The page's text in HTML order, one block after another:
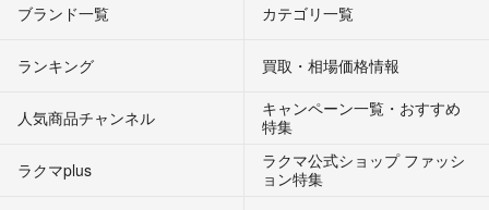
ブランド一覧 カテゴリ一覧
ランキング 買取・相場価格情報
人気商品チャンネル
キャンペーン一覧・おすすめ
特集
ラクマplus
ラクマ公式ショップ ファッシ
ョン特集